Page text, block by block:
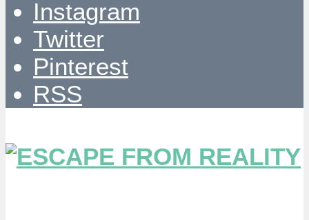
Instagram
Twitter
Pinterest
RSS